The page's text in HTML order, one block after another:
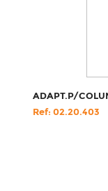
ADAPT.P/
Ref: 02.20.403